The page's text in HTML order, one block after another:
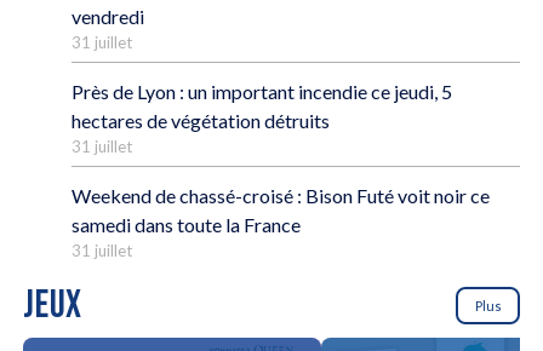
vendredi
31 juillet
Près de Lyon : un important incendie ce jeudi, 5
hectares de végétation détruits
31 juillet
Weekend de chassé-croisé : Bison Futé voit noir ce
samedi dans toute la France
31 juillet
JEUX Plus